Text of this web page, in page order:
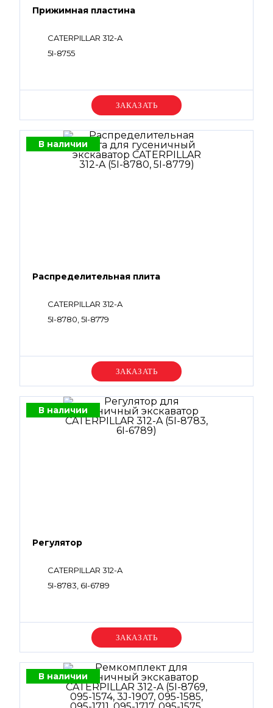
Прижимная пластина
CATERPILLAR 312-A
5I-8755
Уточняйте цену
В наличии
Распределительная плита
CATERPILLAR 312-A
5I-8780, 5I-8779
Уточняйте цену
В наличии
Регулятор
CATERPILLAR 312-A
5I-8783, 6I-6789
Уточняйте цену
В наличии